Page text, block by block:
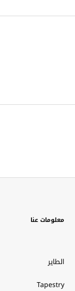
معلومات عنا
الطاير
Tapestry